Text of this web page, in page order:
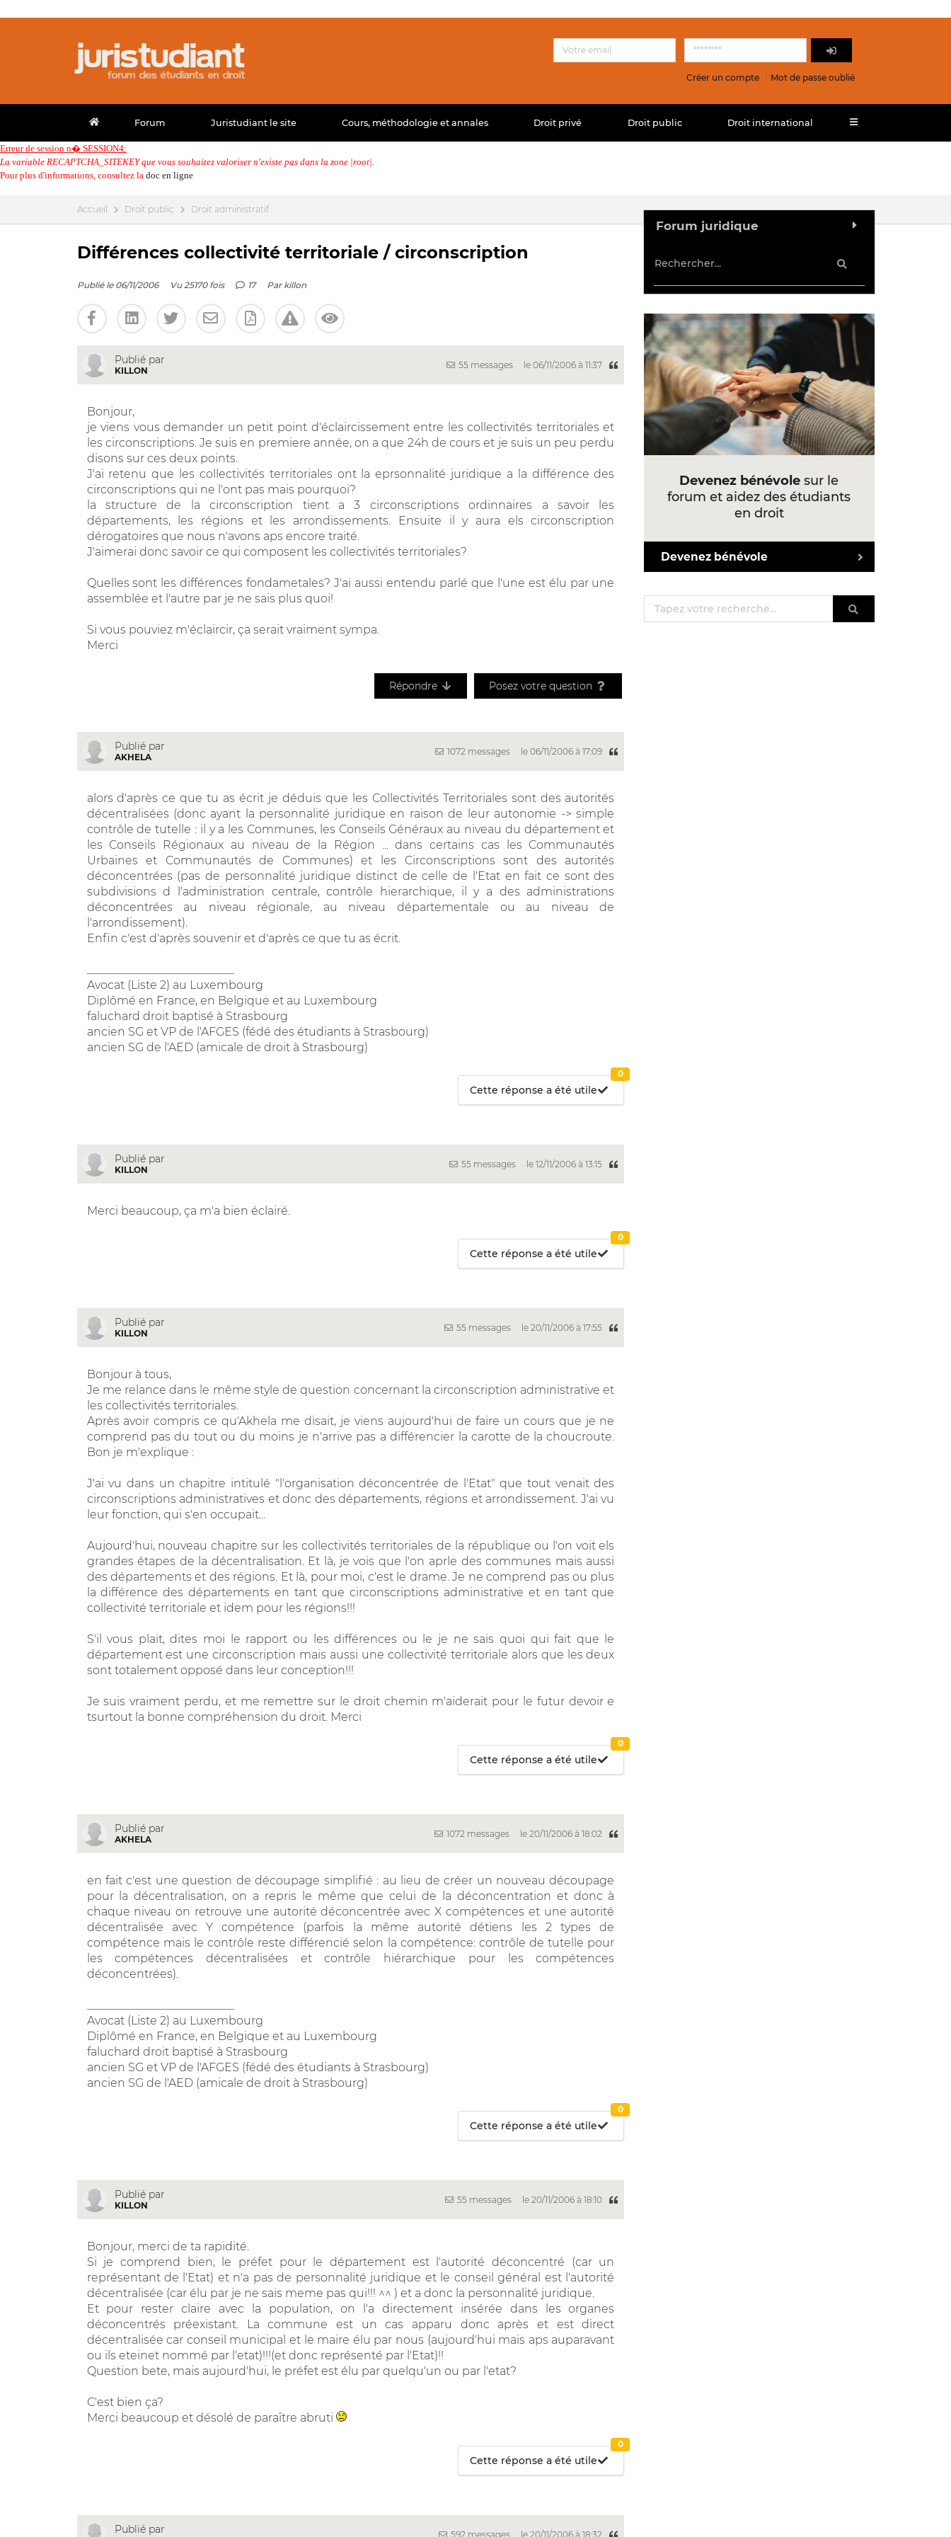
Créer un compte Mot de passe oublié
Forum Juristudiant le site Cours, méthodologie et annales Droit privé Droit public Droit international
Erreur de session n� SESSION4:
La variable RECAPTCHA_SITEKEY que vous souhaitez valoriser n'existe pas dans la zone |root|.
Pour plus d'informations, consultez la doc en ligne
Accueil Droit public Droit administratif
Différences collectivité territoriale / circonscription
Publié le 06/11/2006 Vu 25170 fois 17 Par killon
Publié par
KILLON
55 messages le 06/11/2006 à 11:37
Bonjour,
je viens vous demander un petit point d'éclaircissement entre les collectivités territoriales et
les circonscriptions. Je suis en premiere année, on a que 24h de cours et je suis un peu perdu
disons sur ces deux points.
J'ai retenu que les collectivités territoriales ont la eprsonnalité juridique a la différence des
circonscriptions qui ne l'ont pas mais pourquoi?
la structure de la circonscription tient a 3 circonscriptions ordinnaires a savoir les
départements, les régions et les arrondissements. Ensuite il y aura els circonscription
dérogatoires que nous n'avons aps encore traité.
J'aimerai donc savoir ce qui composent les collectivités territoriales?
Quelles sont les différences fondametales? J'ai aussi entendu parlé que l'une est élu par une
assemblée et l'autre par je ne sais plus quoi!
Si vous pouviez m'éclaircir, ça serait vraiment sympa.
Merci
Répondre Posez votre question
Publié par
AKHELA
1072 messages le 06/11/2006 à 17:09
alors d'après ce que tu as écrit je déduis que les Collectivités Territoriales sont des autorités
décentralisées (donc ayant la personnalité juridique en raison de leur autonomie -> simple
contrôle de tutelle : il y a les Communes, les Conseils Généraux au niveau du département et
les Conseils Régionaux au niveau de la Région ... dans certains cas les Communautés
Urbaines et Communautés de Communes) et les Circonscriptions sont des autorités
déconcentrées (pas de personnalité juridique distinct de celle de l'Etat en fait ce sont des
subdivisions d l'administration centrale, contrôle hierarchique, il y a des administrations
déconcentrées au niveau régionale, au niveau départementale ou au niveau de
l'arrondissement).
Enfin c'est d'après souvenir et d'après ce que tu as écrit.
Avocat (Liste 2) au Luxembourg
Diplômé en France, en Belgique et au Luxembourg
faluchard droit baptisé à Strasbourg
ancien SG et VP de l'AFGES (fédé des étudiants à Strasbourg)
ancien SG de l'AED (amicale de droit à Strasbourg)
Cette réponse a été utile
0
Publié par
KILLON
55 messages le 12/11/2006 à 13:15
Merci beaucoup, ça m'a bien éclairé.
Cette réponse a été utile
0
Publié par
KILLON
55 messages le 20/11/2006 à 17:55
Bonjour à tous,
Je me relance dans le même style de question concernant la circonscription administrative et
les collectivités territoriales.
Après avoir compris ce qu'Akhela me disait, je viens aujourd'hui de faire un cours que je ne
comprend pas du tout ou du moins je n'arrive pas a différencier la carotte de la choucroute.
Bon je m'explique :
J'ai vu dans un chapitre intitulé "l'organisation déconcentrée de l'Etat" que tout venait des
circonscriptions administratives et donc des départements, régions et arrondissement. J'ai vu
leur fonction, qui s'en occupait...
Aujourd'hui, nouveau chapitre sur les collectivités territoriales de la république ou l'on voit els
grandes étapes de la décentralisation. Et là, je vois que l'on aprle des communes mais aussi
des départements et des régions. Et là, pour moi, c'est le drame. Je ne comprend pas ou plus
la différence des départements en tant que circonscriptions administrative et en tant que
collectivité territoriale et idem pour les régions!!!
S'il vous plait, dites moi le rapport ou les différences ou le je ne sais quoi qui fait que le
département est une circonscription mais aussi une collectivité territoriale alors que les deux
sont totalement opposé dans leur conception!!!
Je suis vraiment perdu, et me remettre sur le droit chemin m'aiderait pour le futur devoir e
tsurtout la bonne compréhension du droit. Merci
Cette réponse a été utile
0
Publié par
AKHELA
1072 messages le 20/11/2006 à 18:02
en fait c'est une question de découpage simplifié : au lieu de créer un nouveau découpage
pour la décentralisation, on a repris le même que celui de la déconcentration et donc à
chaque niveau on retrouve une autorité déconcentrée avec X compétences et une autorité
décentralisée avec Y compétence (parfois la même autorité détiens les 2 types de
compétence mais le contrôle reste différencié selon la compétence: contrôle de tutelle pour
les compétences décentralisées et contrôle hiérarchique pour les compétences
déconcentrées).
Avocat (Liste 2) au Luxembourg
Diplômé en France, en Belgique et au Luxembourg
faluchard droit baptisé à Strasbourg
ancien SG et VP de l'AFGES (fédé des étudiants à Strasbourg)
ancien SG de l'AED (amicale de droit à Strasbourg)
Cette réponse a été utile
0
Publié par
KILLON
55 messages le 20/11/2006 à 18:10
Bonjour, merci de ta rapidité.
Si je comprend bien, le préfet pour le département est l'autorité déconcentré (car un
représentant de l'Etat) et n'a pas de personnalité juridique et le conseil général est l'autorité
décentralisée (car élu par je ne sais meme pas qui!!! ^^ ) et a donc la personnalité juridique.
Et pour rester claire avec la population, on l'a directement insérée dans les organes
déconcentrés préexistant. La commune est un cas apparu donc après et est direct
décentralisée car conseil municipal et le maire élu par nous (aujourd'hui mais aps auparavant
ou ils eteinet nommé par l'etat)!!!(et donc représenté par l'Etat)!!
Question bete, mais aujourd'hui, le préfet est élu par quelqu'un ou par l'etat?
C'est bien ça?
Merci beaucoup et désolé de paraître abruti
Cette réponse a été utile
0
Publié par 592 messages le 20/11/2006 à 18:32
Forum juridique
Devenez bénévole sur le
forum et aidez des étudiants
en droit
Devenez bénévole